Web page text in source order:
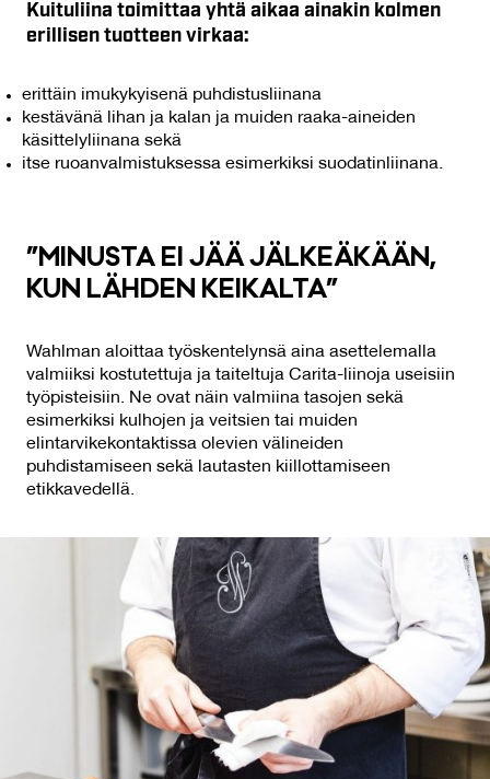
Kuituliina toimittaa yhtä aikaa ainakin kolmen
erillisen tuotteen virkaa:
erittäin imukykyisenä puhdistusliinana
kestävänä lihan ja kalan ja muiden raaka-aineiden
käsittelyliinana sekä
itse ruoanvalmistuksessa esimerkiksi suodatinliinana.
”MI­NUS­TA EI JÄÄ JÄL­KEÄ­KÄÄN,
KUN LÄH­DEN KEI­KAL­TA”
Wahlman aloittaa työskentelynsä aina asettelemalla
valmiiksi kostutettuja ja taiteltuja Carita-liinoja useisiin
työpisteisiin. Ne ovat näin valmiina tasojen sekä
esimerkiksi kulhojen ja veitsien tai muiden
elintarvikekontaktissa olevien välineiden
puhdistamiseen sekä lautasten kiillottamiseen
etikkavedellä.